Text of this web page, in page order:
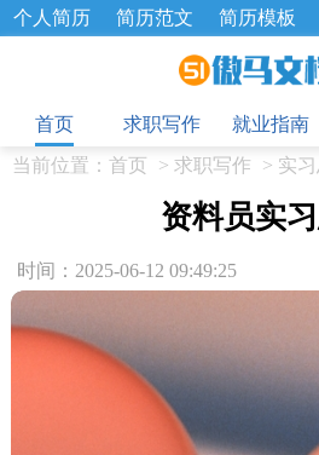
个人简历 简历范文 简历模板
招聘选拔 绩效考核
工作总结
辞职报告
首页
求职写作 就业指南
当前位置： 首页 > 求职写作 > 实
资料员实
时间：2025-06-12 09:49:25